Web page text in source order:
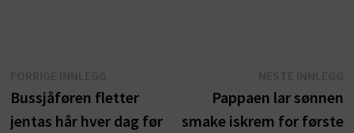
innlegg:
Bussjåføren fletter
jentas hår hver dag før
Pappaen lar sønnen
smake iskrem for første